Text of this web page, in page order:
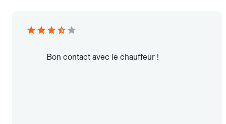
Bon contact avec le chauffeur !